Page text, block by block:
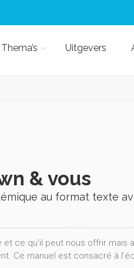
Thema’s Uitgevers
& vous
au format texte
et ce qu'il peut nous offrir mais
Ce manuel est consacré à